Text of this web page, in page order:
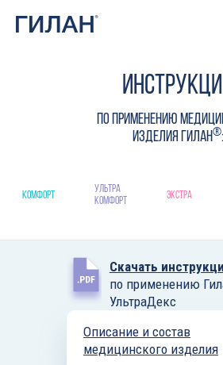
ПО ПРИМЕНЕНИЮ
ИЗДЕЛИЯ ГИЛАН®:
комфорт
ультра
комфорт
экстра
Скачать
по применению
УльтраДекс
Описание и состав
медицинского изделия